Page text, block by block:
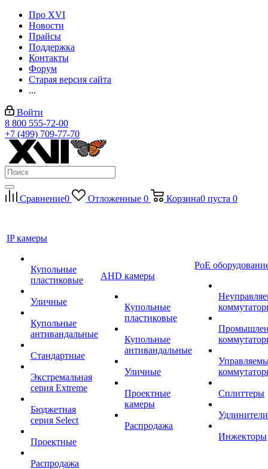
Про XVI
Новости
Прайсы
Поддержка
Контакты
Форум
Старая версия сайта
...
Войти
8 800 555-72-00
+7 (499) 709-77-70
Сравнение0 Отложенные 0 Корзина0 пуста 0
IP камеры
Купольные
пластиковые
Уличные
Купольные
антивандальные
Стандартные
Экстремальная
серия Extreme
Бюджетная
серия Select
Проектные
Распродажа
AHD камеры
Купольные
пластиковые
Купольные
антивандальные
Уличные
Проектные
камеры
Распродажа
PoE
Сплиттеры
Удлинители
Инжекторы